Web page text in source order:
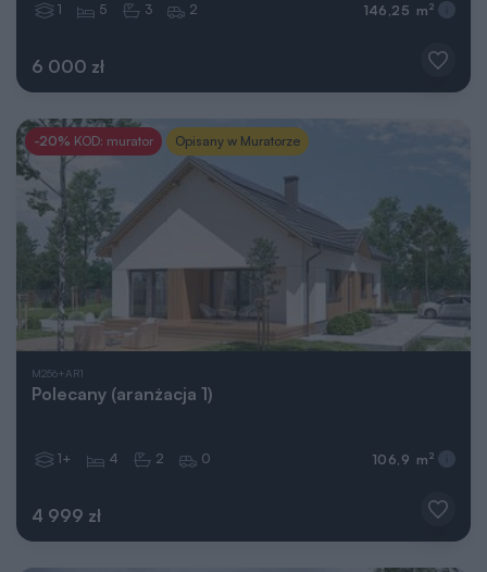
6 000 zł
1 5 3 2 146,25 m 2
-20% KOD: murator Opisany w Muratorze
M256+AR1
Polecany (aranżacja 1)
4 999 zł
1+ 4 2 0 106,9 m 2